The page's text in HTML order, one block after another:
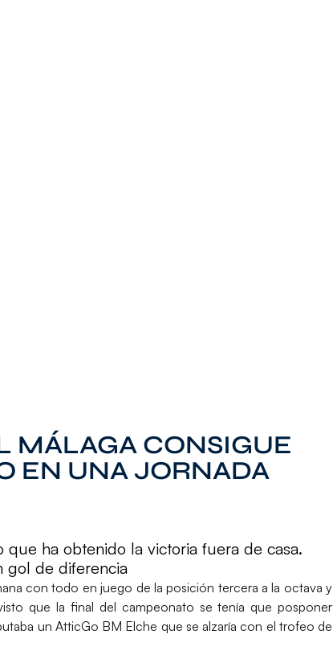
MÁLAGA CONSIGUE
EN UNA JORNADA
ha obtenido la victoria fuera de casa.
gol de diferencia
con todo en juego de la posición tercera a la octava y
que la final del campeonato se tenía que posponer
un AtticGo BM Elche que se alzaría con el trofeo de